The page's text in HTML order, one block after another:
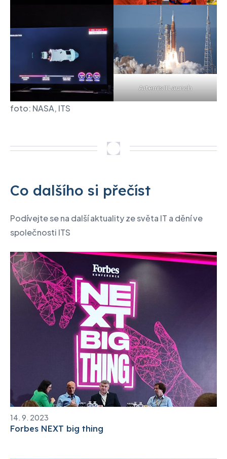
Artemis II Launch
foto: NASA, ITS
Co dalšího si přečíst
Podívejte se na další aktuality ze světa IT a dění ve
společnosti ITS
14. 9. 2023
Forbes NEXT big thing